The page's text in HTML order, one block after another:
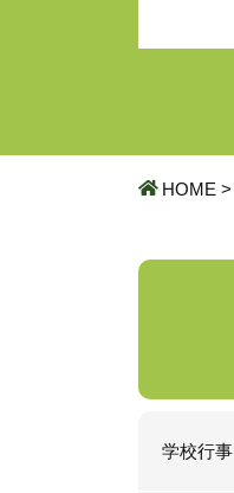
HOME >
学校行事